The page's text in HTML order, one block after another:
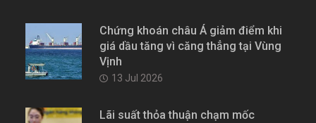
Chứng khoán châu Á giảm điểm khi
giá dầu tăng vì căng thẳng tại Vùng
Vịnh
13 Jul 2026
Lãi suất thỏa thuận chạm mốc